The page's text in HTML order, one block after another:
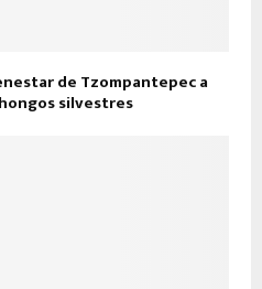
de Tzompantepec a
silvestres